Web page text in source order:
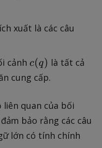
xuất là các câu
cảnh c
(
q
c(q) là tất cả
cung cấp.
liên quan của bối
bảo rằng các câu
lớn có tính chính